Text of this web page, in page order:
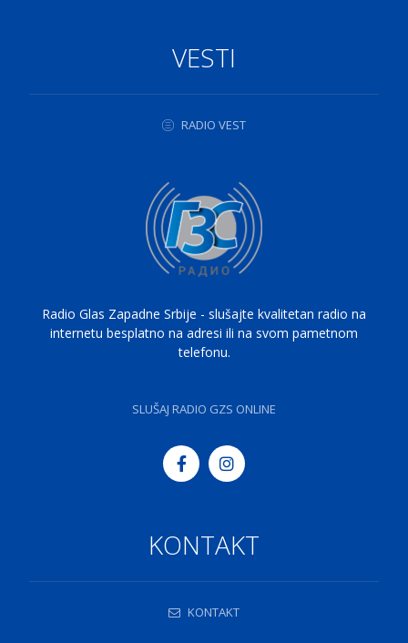
VESTI
RADIO VEST
Radio Glas Zapadne Srbije - slušajte kvalitetan radio na
internetu besplatno na adresi ili na svom pametnom
telefonu.
SLUŠAJ RADIO GZS ONLINE
KONTAKT
KONTAKT